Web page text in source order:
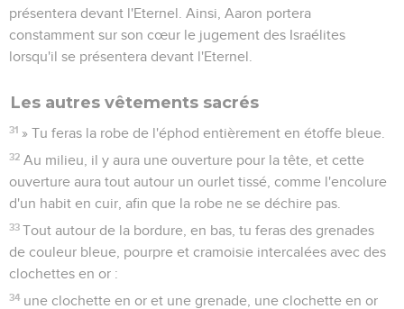
présentera devant l'Eternel. Ainsi, Aaron portera
constamment sur son cœur le jugement des Israélites
lorsqu'il se présentera devant l'Eternel.
Les autres vêtements sacrés
31 » Tu feras la robe de l'éphod entièrement en étoffe bleue.
32 Au milieu, il y aura une ouverture pour la tête, et cette
ouverture aura tout autour un ourlet tissé, comme l'encolure
d'un habit en cuir, afin que la robe ne se déchire pas.
33 Tout autour de la bordure, en bas, tu feras des grenades
de couleur bleue, pourpre et cramoisie intercalées avec des
clochettes en or :
34 une clochette en or et une grenade, une clochette en or